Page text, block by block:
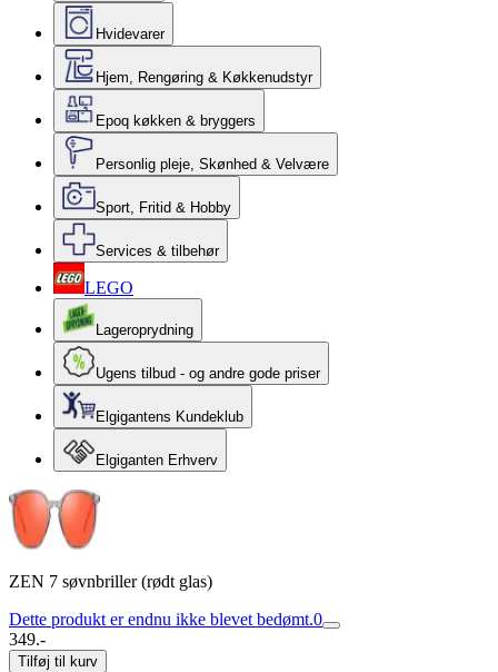
Hvidevarer
Hjem, Rengøring & Køkkenudstyr
Epoq køkken & bryggers
Personlig pleje, Skønhed & Velvære
Sport, Fritid & Hobby
Services & tilbehør
LEGO
Lageroprydning
Ugens tilbud - og andre gode priser
Elgigantens Kundeklub
Elgiganten Erhverv
ZEN 7 søvnbriller (rødt glas)
Dette produkt er endnu ikke blevet bedømt.0
349.-
Tilføj til kurv